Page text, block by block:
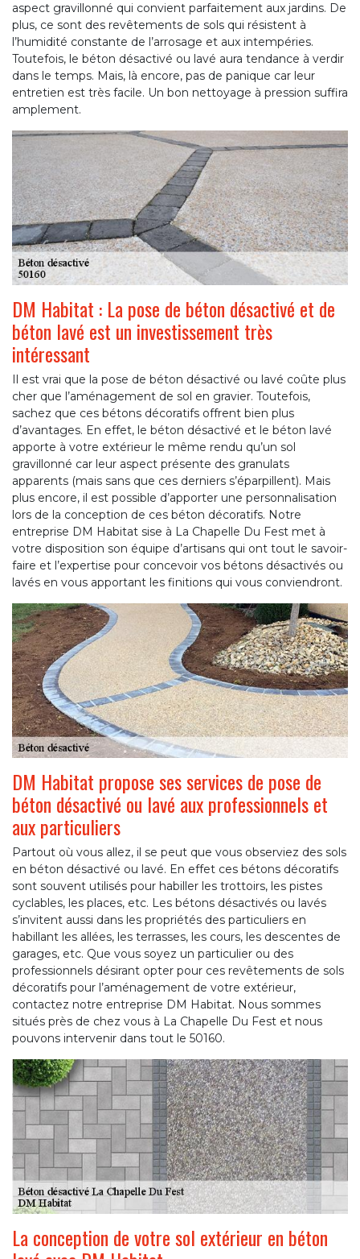
aspect gravillonné qui convient parfaitement aux jardins. De
plus, ce sont des revêtements de sols qui résistent à
l’humidité constante de l’arrosage et aux intempéries.
Toutefois, le béton désactivé ou lavé aura tendance à verdir
dans le temps. Mais, là encore, pas de panique car leur
entretien est très facile. Un bon nettoyage à pression suffira
amplement.
DM Habitat : La pose de béton désactivé et de
béton lavé est un investissement très
intéressant
Il est vrai que la pose de béton désactivé ou lavé coûte plus
cher que l’aménagement de sol en gravier. Toutefois,
sachez que ces bétons décoratifs offrent bien plus
d’avantages. En effet, le béton désactivé et le béton lavé
apporte à votre extérieur le même rendu qu’un sol
gravillonné car leur aspect présente des granulats
apparents (mais sans que ces derniers s’éparpillent). Mais
plus encore, il est possible d’apporter une personnalisation
lors de la conception de ces béton décoratifs. Notre
entreprise DM Habitat sise à La Chapelle Du Fest met à
votre disposition son équipe d’artisans qui ont tout le savoir-
faire et l’expertise pour concevoir vos bétons désactivés ou
lavés en vous apportant les finitions qui vous conviendront.
DM Habitat propose ses services de pose de
béton désactivé ou lavé aux professionnels et
aux particuliers
Partout où vous allez, il se peut que vous observiez des sols
en béton désactivé ou lavé. En effet ces bétons décoratifs
sont souvent utilisés pour habiller les trottoirs, les pistes
cyclables, les places, etc. Les bétons désactivés ou lavés
s’invitent aussi dans les propriétés des particuliers en
habillant les allées, les terrasses, les cours, les descentes de
garages, etc. Que vous soyez un particulier ou des
professionnels désirant opter pour ces revêtements de sols
décoratifs pour l’aménagement de votre extérieur,
contactez notre entreprise DM Habitat. Nous sommes
situés près de chez vous à La Chapelle Du Fest et nous
pouvons intervenir dans tout le 50160.
La conception de votre sol extérieur en béton